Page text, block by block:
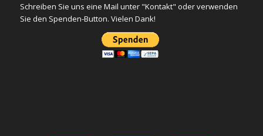
Schreiben Sie uns eine Mail unter "Kontakt" oder verwenden
Sie den Spenden-Button. Vielen Dank!